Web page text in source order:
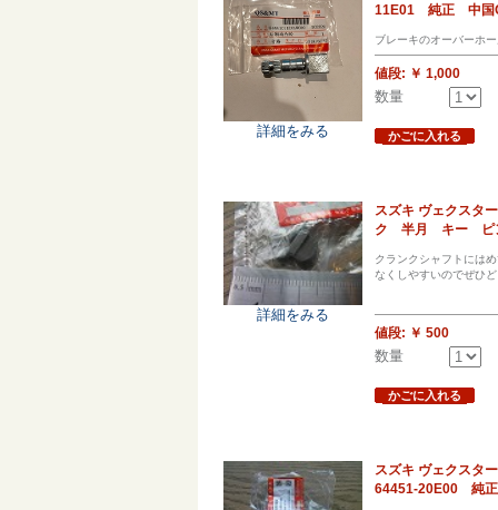
詳細をみる
11E01 純正 中国
ブレーキのオーバーホ
値段: ￥ 1,000
数量
かごに入れる
詳細をみる
スズキ ヴェクス
ク 半月 キー ピ
クランクシャフトには
なくしやすいのでぜひ
値段: ￥ 500
数量
かごに入れる
スズキ ヴェクス
64451-20E00 純